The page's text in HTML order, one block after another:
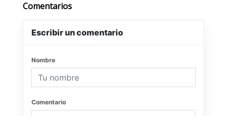
Comentarios
Escribir un comentario
Nombre
Comentario